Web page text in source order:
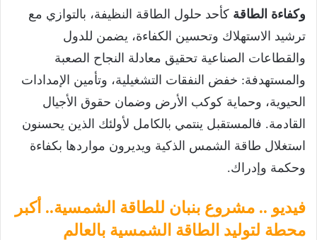
وكفاءة الطاقة كأحد حلول الطاقة النظيفة، بالتوازي مع
ترشيد الاستهلاك وتحسين الكفاءة، يضمن للدول
والقطاعات الصناعية تحقيق معادلة النجاح الصعبة
والمستهدفة: خفض النفقات التشغيلية، وتأمين الإمدادات
الحيوية، وحماية كوكب الأرض وضمان حقوق الأجيال
القادمة. فالمستقبل ينتمي بالكامل لأولئك الذين يحسنون
استغلال طاقة الشمس الذكية ويديرون مواردها بكفاءة
وحكمة وإدراك.
فيديو .. مشروع بنبان للطاقة الشمسية.. أكبر
محطة لتوليد الطاقة الشمسية بالعالم